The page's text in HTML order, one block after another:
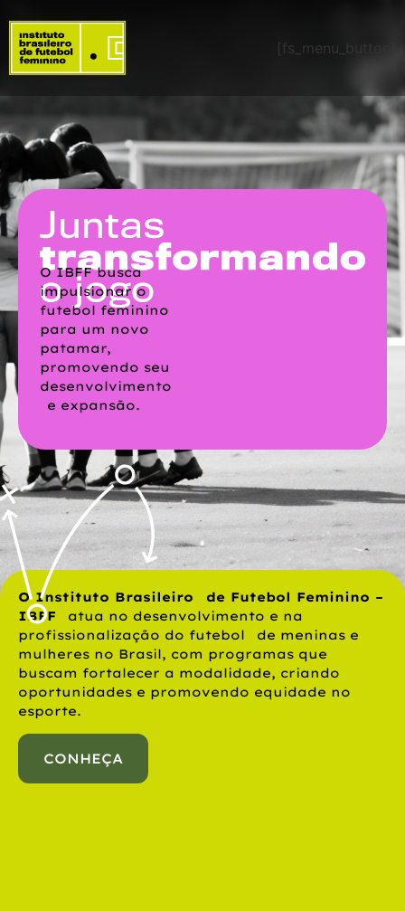
[fs_menu_button]
O IBFF busca
impulsionar o
futebol feminino
para um novo
patamar,
promovendo seu
desenvolvimento
e expansão.
O Instituto Brasileiro de Futebol Feminino –
IBFF atua no desenvolvimento e na
profissionalização do futebol de meninas e
mulheres no Brasil, com programas que
buscam fortalecer a modalidade, criando
oportunidades e promovendo equidade no
esporte.
CONHEÇA